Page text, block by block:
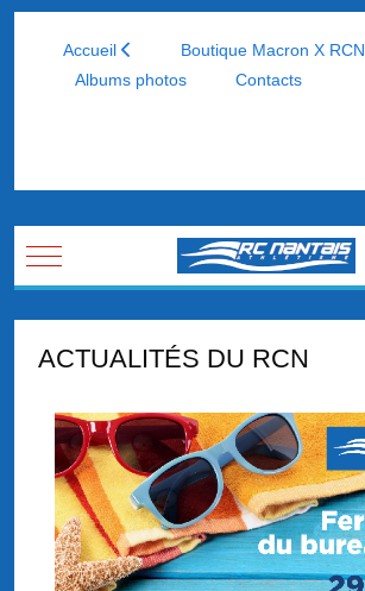
Accueil
Boutique Macron X RCN
Albums photos
Contacts
Mobile Menu Toggle
ACTUALITÉS DU RCN
Panneau de gestion des cookies